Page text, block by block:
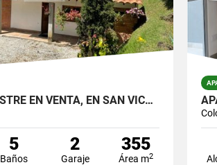
CASA CAMPESTRE EN VENTA, EN SAN VICENTE FERRER
5
Baños
2
Garaje
355
Área m2